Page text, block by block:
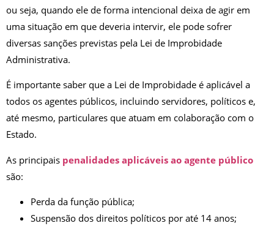
ou seja, quando ele de forma intencional deixa de agir em
uma situação em que deveria intervir, ele pode sofrer
diversas sanções previstas pela Lei de Improbidade
Administrativa.
É importante saber que a Lei de Improbidade é aplicável a
todos os agentes públicos, incluindo servidores, políticos e,
até mesmo, particulares que atuam em colaboração com o
Estado.
As principais penalidades aplicáveis ao agente público
são:
Perda da função pública;
Suspensão dos direitos políticos por até 14 anos;